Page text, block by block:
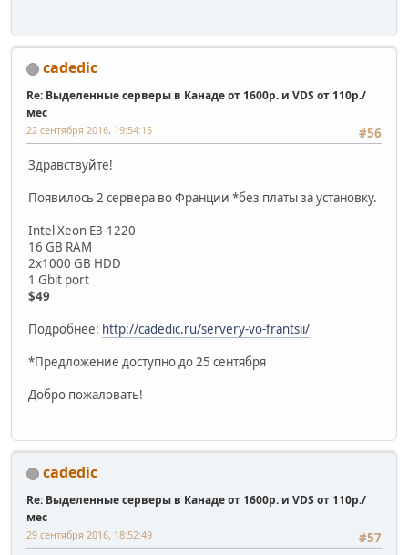
cadedic
Re: Выделенные серверы в Канаде от 1600р. и VDS от 110р./
мес
#56
22 сентября 2016, 19:54:15
Здравствуйте!
Появилось 2 сервера во Франции *без платы за установку.
Intel Xeon E3-1220
16 GB RAM
2х1000 GB HDD
1 Gbit port
$49
Подробнее: http://cadedic.ru/servery-vo-frantsii/
*Предложение доступно до 25 сентября
Добро пожаловать!
cadedic
Re: Выделенные серверы в Канаде от 1600р. и VDS от 110р./
мес
#57
29 сентября 2016, 18:52:49